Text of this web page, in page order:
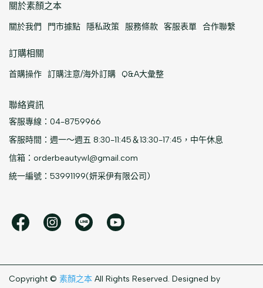
關於素顏之本
關於我們 門市據點 隱私政策 服務條款 客服表單 合作聯繫
訂購相關
首購操作 訂購注意/海外訂購 Q&A大彙整
聯絡資訊
客服專線： 04-8759966
客服時間：週一～週五 8:30-11:45＆13:30-17:45 ，中午休息
信箱：orderbeautywl@gmail.com
統一編號：53991199(妍采伊有限公司)
Copyright © 素顏之本 All Rights Reserved. Designed by